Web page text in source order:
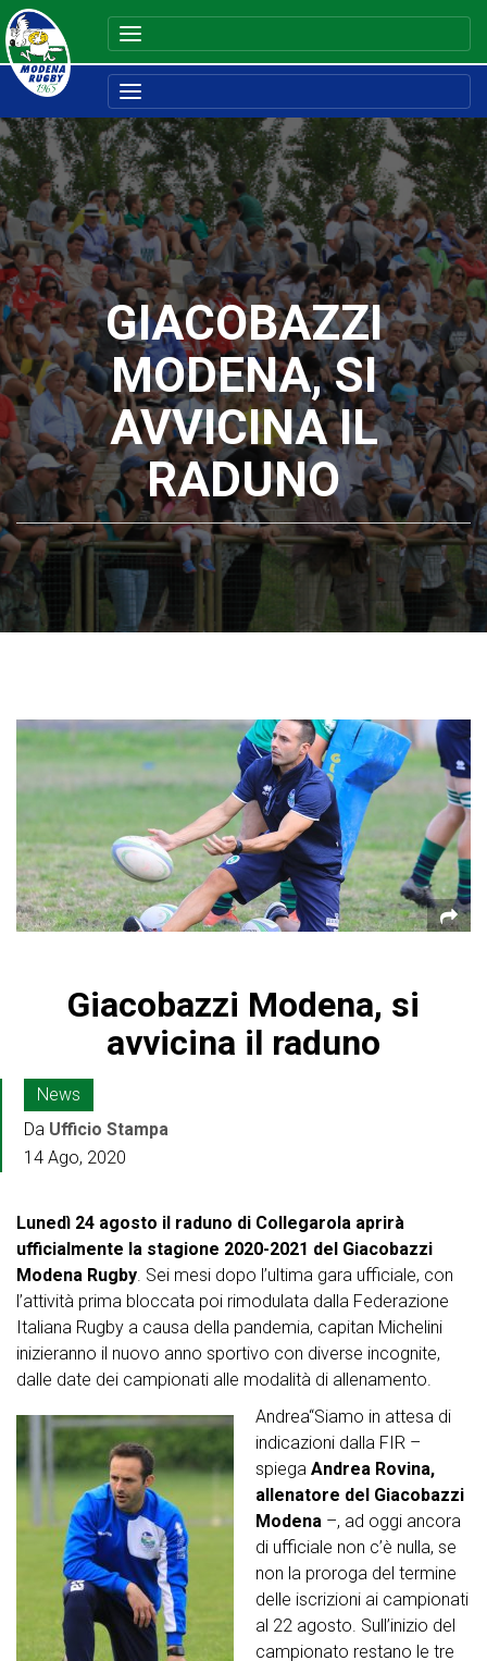
GIACOBAZZI
MODENA, SI
AVVICINA IL
RADUNO
Giacobazzi Modena, si
avvicina il raduno
News
Da Ufficio Stampa
14 Ago, 2020
Lunedì 24 agosto il raduno di Collegarola aprirà
ufficialmente la stagione 2020-2021 del Giacobazzi
Modena Rugby. Sei mesi dopo l’ultima gara ufficiale, con
l’attività prima bloccata poi rimodulata dalla Federazione
Italiana Rugby a causa della pandemia, capitan Michelini
inizieranno il nuovo anno sportivo con diverse incognite,
dalle date dei campionati alle modalità di allenamento.
Andrea“Siamo in attesa di
indicazioni dalla FIR –
spiega Andrea Rovina,
allenatore del Giacobazzi
Modena –, ad oggi ancora
di ufficiale non c’è nulla, se
non la proroga del termine
delle iscrizioni ai campionati
al 22 agosto. Sull’inizio del
campionato restano le tre